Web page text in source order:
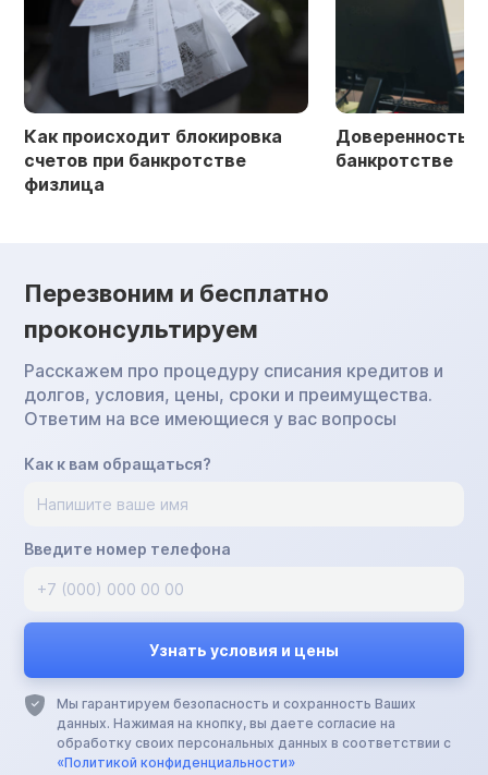
Как происходит блокировка
счетов при банкротстве
физлица
Доверенность
банкротстве
Перезвоним и бесплатно
проконсультируем
Расскажем про процедуру списания кредитов и
долгов, условия, цены, сроки и преимущества.
Ответим на все имеющиеся у вас вопросы
Как к вам обращаться?
Введите номер телефона
Мы гарантируем безопасность и сохранность Ваших
данных. Нажимая на кнопку, вы даете согласие на
обработку своих персональных данных в соответствии с
«Политикой конфиденциальности»